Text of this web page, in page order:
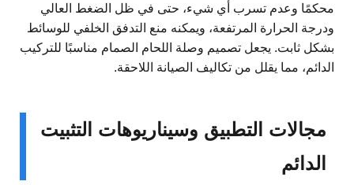
محكمًا وعدم تسرب أي شيء، حتى في ظل الضغط العالي
ودرجة الحرارة المرتفعة، ويمكنه منع التدفق الخلفي للوسائط
بشكل ثابت. يجعل تصميم وصلة اللحام الصمام مناسبًا للتركيب
الدائم، مما يقلل من تكاليف الصيانة اللاحقة.
مجالات التطبيق وسيناريوهات التثبيت
الدائم